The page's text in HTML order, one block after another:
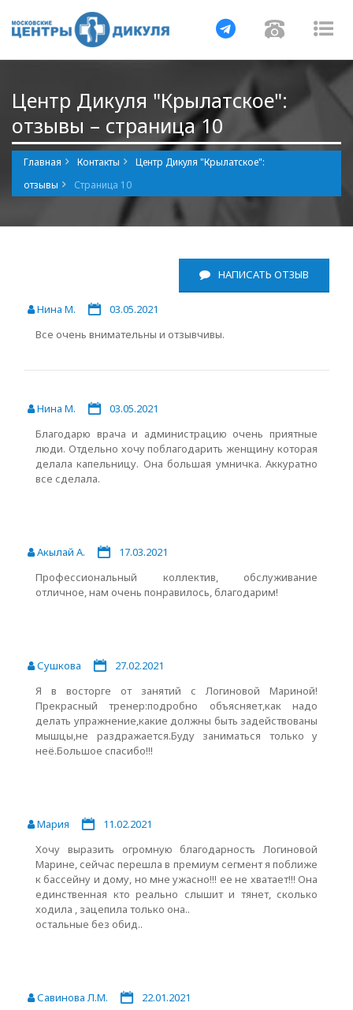
Навигация
Центр Дикуля "Крылатское":
отзывы – страница 10
Главная Контакты
Центр Дикуля "Крылатское":
отзывы
Страница 10
НАПИСАТЬ ОТЗЫВ
Нина М.
03.05.2021
Все очень внимательны и отзывчивы.
Нина М.
03.05.2021
Благодарю врача и администрацию очень приятные
люди. Отдельно хочу поблагодарить женщину которая
делала капельницу. Она большая умничка. Аккуратно
все сделала.
Акылай А.
17.03.2021
Профессиональный коллектив, обслуживание
отличное, нам очень понравилось, благодарим!
Сушкова
27.02.2021
Я в восторге от занятий с Логиновой Мариной!
Прекрасный тренер:подробно объясняет,как надо
делать упражнение,какие должны быть задействованы
мышцы,не раздражается.Буду заниматься только у
неё.Большое спасибо!!!
Мария
11.02.2021
Хочу выразить огромную благодарность Логиновой
Марине, сейчас перешла в премиум сегмент я поближе
к бассейну и дому, но мне ужасно!!! ее не хватает!!! Она
единственная кто реально слышит и тянет, сколько
ходила , зацепила только она..
остальные без обид..
Савинова Л.М. 22.01.2021